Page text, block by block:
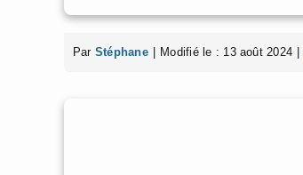
Par Stéphane Modifié le : 13 août 2024